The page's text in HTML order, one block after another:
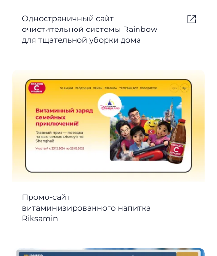
Одностраничный сайт
очистительной системы Rainbow
для тщательной уборки дома
Промо-сайт
витаминизированного напитка
Riksamin